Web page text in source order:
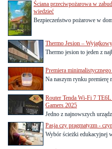
Ściana przeciwpożarowa w
wiedzieć
Bezpieczeństwo pożarowe w
Thermo Jesion –
Thermo jesion to jeden z
Premiera
Na naszym rynku premierę
Router Tenda Wi-Fi 7
Gamers 2025
Jedno z najnowszych
Pasja czy pragmatyzm -
Wybór ścieżki edukacyjnej